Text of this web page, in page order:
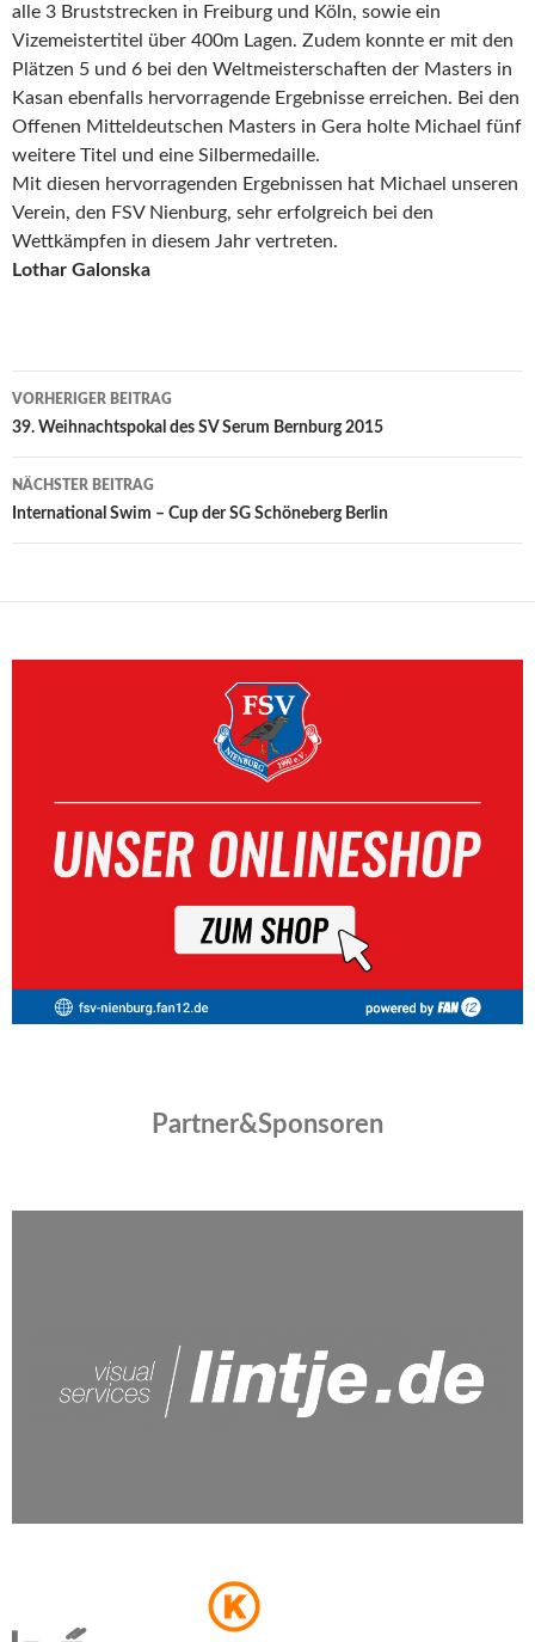
alle 3 Bruststrecken in Freiburg und Köln, sowie ein
Vizemeistertitel über 400m Lagen. Zudem konnte er mit den
Plätzen 5 und 6 bei den Weltmeisterschaften der Masters in
Kasan ebenfalls hervorragende Ergebnisse erreichen. Bei den
Offenen Mitteldeutschen Masters in Gera holte Michael fünf
weitere Titel und eine Silbermedaille.
Mit diesen hervorragenden Ergebnissen hat Michael unseren
Verein, den FSV Nienburg, sehr erfolgreich bei den
Wettkämpfen in diesem Jahr vertreten.
Lothar Galonska
Beitrags-
Navigation
VORHERIGER BEITRAG
39. Weihnachtspokal des SV Serum Bernburg 2015
NÄCHSTER BEITRAG
International Swim – Cup der SG Schöneberg Berlin
Partner&Sponsoren